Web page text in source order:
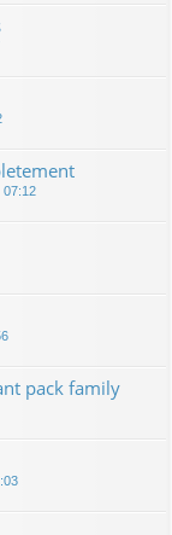
07:12
pack family